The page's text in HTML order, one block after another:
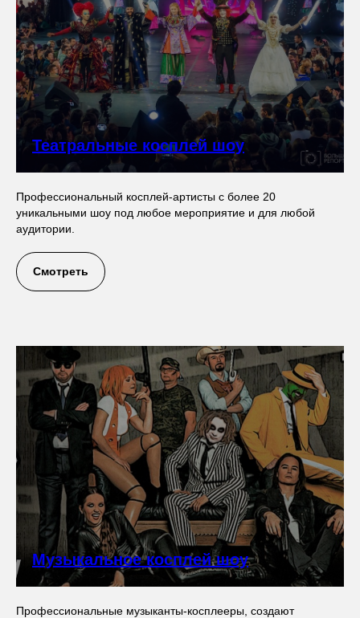
Театральные косплей шоу
Профессиональный косплей-артисты с более 20
уникальными шоу под любое мероприятие и для любой
аудитории.
Смотреть
Музыкальное косплей шоу
Профессиональные музыканты-косплееры, создают